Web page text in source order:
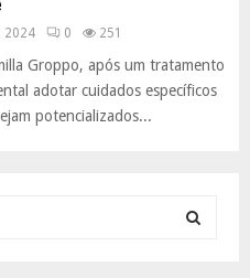
2024 0 251
Groppo, após um tratamento
adotar cuidados específicos
potencializados...